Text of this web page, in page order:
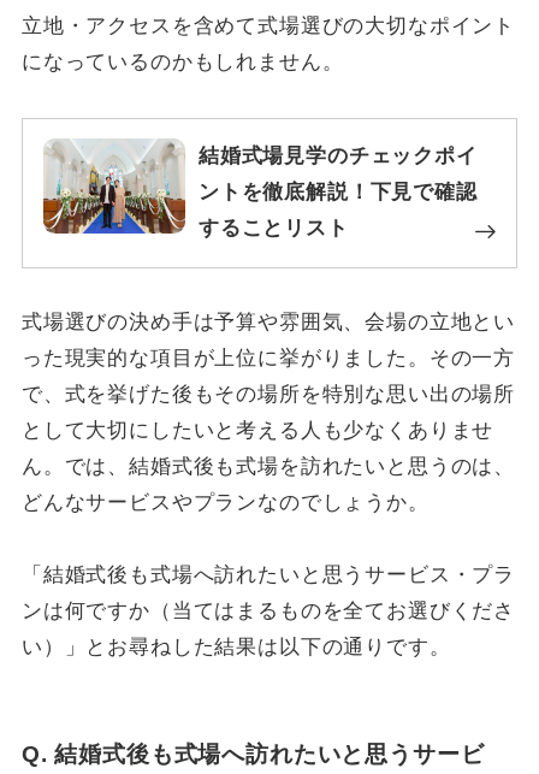
立地・アクセスを含めて式場選びの大切なポイント
になっているのかもしれません。
結婚式場見学のチェックポイ
ントを徹底解説！下見で確認
することリスト
式場選びの決め手は予算や雰囲気、会場の立地とい
った現実的な項目が上位に挙がりました。その一方
で、式を挙げた後もその場所を特別な思い出の場所
として大切にしたいと考える人も少なくありませ
ん。では、結婚式後も式場を訪れたいと思うのは、
どんなサービスやプランなのでしょうか。
「結婚式後も式場へ訪れたいと思うサービス・プラ
ンは何ですか（当てはまるものを全てお選びくださ
い）」とお尋ねした結果は以下の通りです。
Q. 結婚式後も式場へ訪れたいと思うサービ